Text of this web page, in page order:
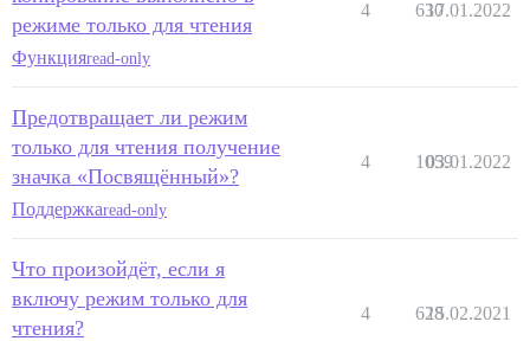
режиме только для чтения
Функцияread-only
4 630
17.01.2022
Предотвращает ли режим
только для чтения получение
значка «Посвящённый»?
Поддержкаread-only
4 1059
03.01.2022
Что произойдёт, если я
включу режим только для
чтения?
4 628
15.02.2021